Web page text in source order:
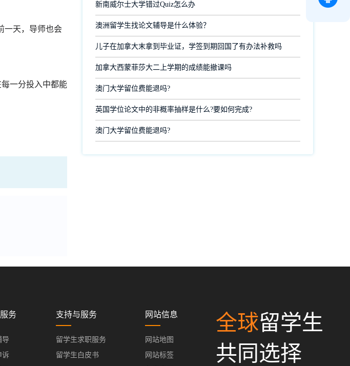
一天，导师也会
一分投入中都能
新南威尔士大学错过Quiz怎么办
澳洲留学生找论文辅导是什么体验？
儿子在加拿大末拿到毕业证，学签到期回国了有办法补救吗
加拿大西蒙菲莎大二上学期的成绩能撤课吗
澳门大学留位费能退吗?
英国学位论文中的非概率抽样是什么?要如何完成?
澳门大学留位费能退吗?
务
导
诉
支持与服务
留学生求职服务
留学生白皮书
网站信息
网站地图
网站标签
全球留学生
共同选择